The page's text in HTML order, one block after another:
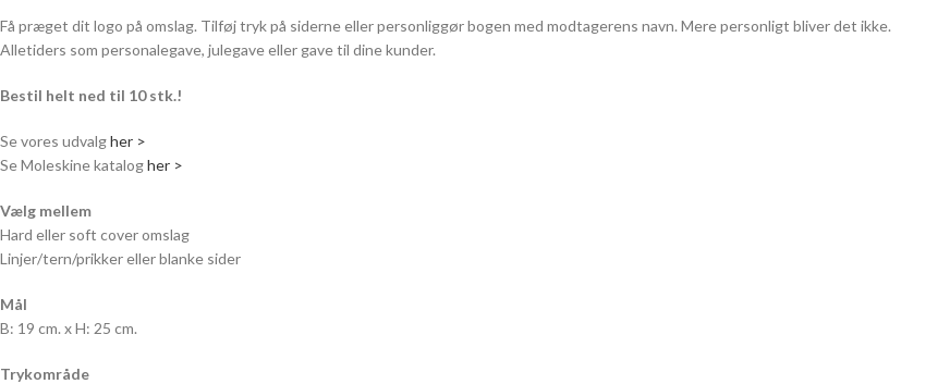
Få præget dit logo på omslag. Tilføj tryk på siderne eller personliggør bogen med modtagerens navn. Mere personligt bliver det ikke.
Alletiders som personalegave, julegave eller gave til dine kunder.
Bestil helt ned til 10 stk.!
Se vores udvalgher >
Se Moleskine katalogher >
Vælg mellem
Hard eller soft cover omslag
Linjer/tern/prikker eller blanke sider
Mål
B: 19 cm. x H: 25 cm.
Trykområde